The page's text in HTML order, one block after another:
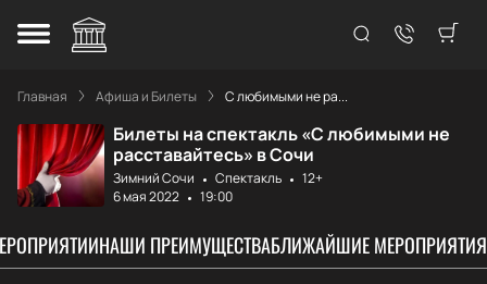
Главная Афиша и Билеты С любимыми не ра...
Билеты на спектакль «С любимыми не
расставайтесь» в Сочи
Зимний Сочи Спектакль
12+
6 мая 2022
19:00
НАШИ ПРЕИМУЩЕСТВАБЛИЖАЙШИЕ МЕРОПРИЯТИЯ